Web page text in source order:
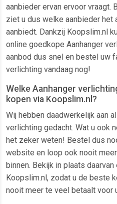
aanbieder ervan ervoor vraagt.
ziet u dus welke aanbieder
aanbiedt. Dankzij Koopslim.nl
online goedkope Aanhanger
aanbod dus snel en bestel uw
verlichting vandaag nog!
Welke Aanhanger
kopen via Koopslim.nl?
Wij hebben daadwerkelijk aan
verlichting gedacht. Wat u ook
het zeker weten! Bestel dus
website en loop ook nooit
binnen. Bekijk in plaats
Koopslim.nl, zodat u de beste
nooit meer te veel betaalt voor